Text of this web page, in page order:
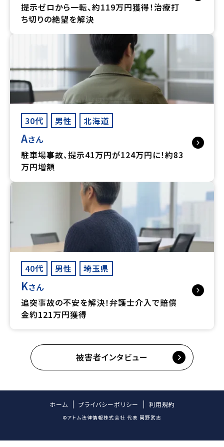
提示ゼロから一転、約119万円獲得！治療打
ち切りの絶望を解決
30代 男性 北海道
Aさん
駐車場事故、提示41万円が124万円に！約83
万円増額
40代 男性 埼玉県
Kさん
追突事故の不安を解決！弁護士介入で賠償
金約121万円獲得
被害者インタビュー
ホーム プライバシーポリシー 利用規約
©アトム法律情報株式会社 代表 岡野武志